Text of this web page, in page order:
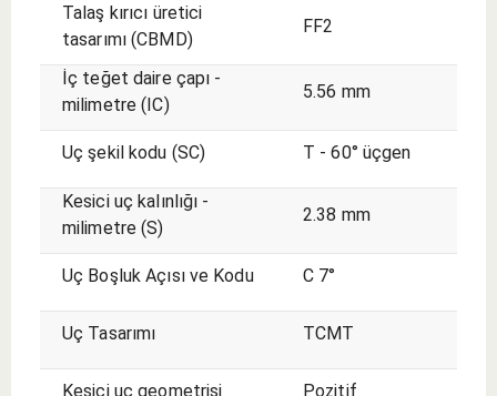
Talaş kırıcı üretici
tasarımı (CBMD)
FF2
İç teğet daire çapı -
milimetre (IC)
5.56 mm
Uç şekil kodu (SC) T - 60° üçgen
Kesici uç kalınlığı -
milimetre (S)
2.38 mm
Uç Boşluk Açısı ve Kodu C 7°
Uç Tasarımı TCMT
Kesici uç geometrisi Pozitif